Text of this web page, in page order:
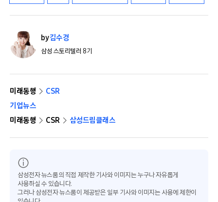
by김수경
삼성 스토리텔러 8기
미래동행
CSR
기업뉴스
미래동행
CSR 삼성드림클래스
삼성전자 뉴스룸의 직접 제작한 기사와 이미지는 누구나 자유롭게
사용하실 수 있습니다.
그러나 삼성전자 뉴스룸이 제공받은 일부 기사와 이미지는 사용에 제한이